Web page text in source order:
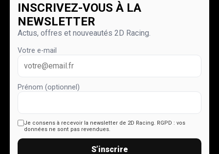
INSCRIVEZ-VOUS À LA
NEWSLETTER
Actus, offres et nouveautés 2D Racing.
Votre e-mail
Prénom (optionnel)
Je consens à recevoir la newsletter de 2D Racing. RGPD : vos
données ne sont pas revendues.
S’inscrire